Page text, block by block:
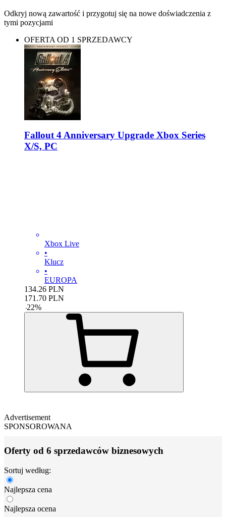
Odkryj nową zawartość i przygotuj się na nowe doświadczenia z
tymi pozycjami
OFERTA OD 1 SPRZEDAWCY
Fallout 4 Anniversary Upgrade Xbox Series
X/S, PC
Xbox Live
•
Klucz
•
EUROPA
134.26 PLN
171.70 PLN
-22%
Advertisement
SPONSOROWANA
Oferty od 6 sprzedawców biznesowych
Sortuj według:
Najlepsza cena
Najlepsza ocena